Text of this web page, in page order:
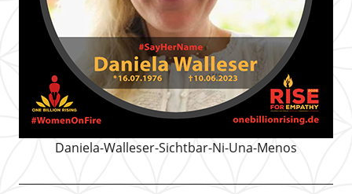
Daniela-Walleser-Sichtbar-Ni-Una-Menos